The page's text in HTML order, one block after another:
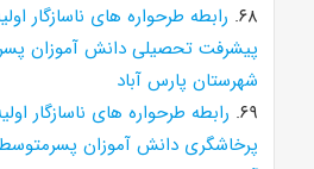
۶۸. رابطه طرحواره های ناسازگار
پیشرفت تحصیلی دانش آموزان
شهرستان پارس آباد
۶۹. رابطه طرحواره های ناسازگار
پرخاشگری دانش آموزان